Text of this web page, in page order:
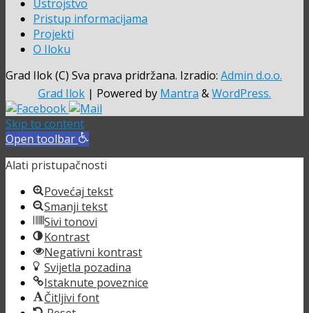
Ustrojstvo
Pristup informacijama
Projekti
O Iloku
Grad Ilok (C) Sva prava pridržana. Izradio: Admin d.o.o.
Grad Ilok | Powered by Mantra &WordPress.
Skip to content
Open toolbar
Alati pristupačnosti
Povećaj tekst
Smanji tekst
Sivi tonovi
Kontrast
Negativni kontrast
Svijetla pozadina
Istaknute poveznice
Čitljivi font